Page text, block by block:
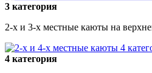
3 категория
2-х и 3-х местные каюты на
4 категория